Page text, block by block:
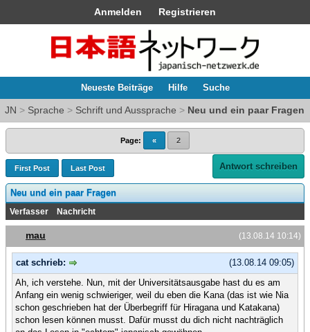
Anmelden Registrieren
Neueste Beiträge Hilfe Suche
JN > Sprache > Schrift und Aussprache > Neu und ein paar Fragen
Page: « 2
First Post Last Post Antwort schreiben
Neu und ein paar Fragen
Verfasser Nachricht
(13.08.14 10:14)
mau
(13.08.14 09:05)
cat schrieb:
Ah, ich verstehe. Nun, mit der Universitätsausgabe hast du es am
Anfang ein wenig schwieriger, weil du eben die Kana (das ist wie Nia
schon geschrieben hat der Überbegriff für Hiragana und Katakana)
schon lesen können musst. Dafür musst du dich nicht nachträglich